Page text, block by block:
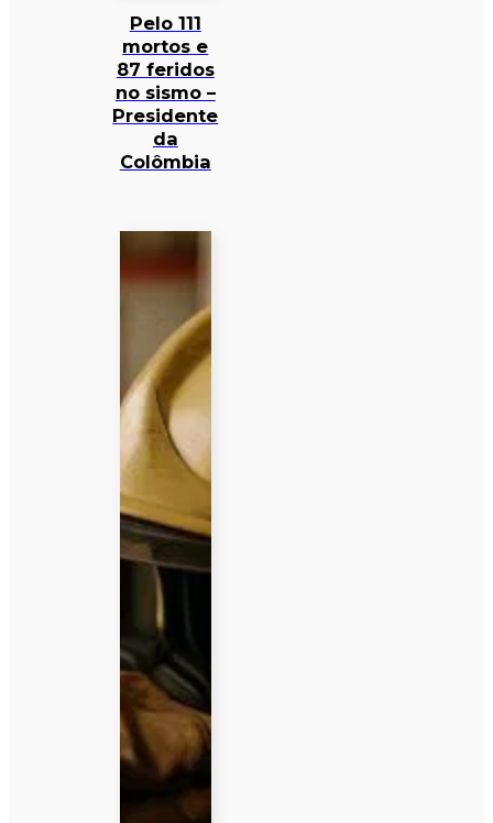
Pelo 111
mortos e
87 feridos
no sismo –
Presidente
da
Colômbia